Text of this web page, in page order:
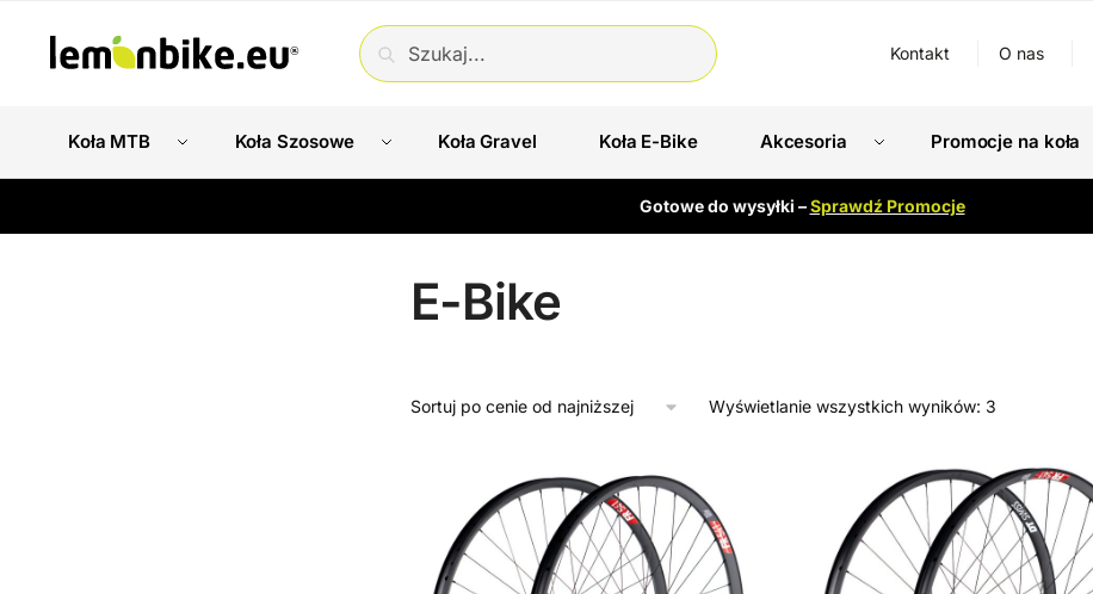
SZUKAJ
Kontakt O nas
Koła MTB Koła Szosowe Koła Gravel Koła E-Bike Akcesoria Promocje na koła
Gotowe do wysyłki –Sprawdź Promocje
E-Bike
Wyświetlanie wszystkich wyników: 3